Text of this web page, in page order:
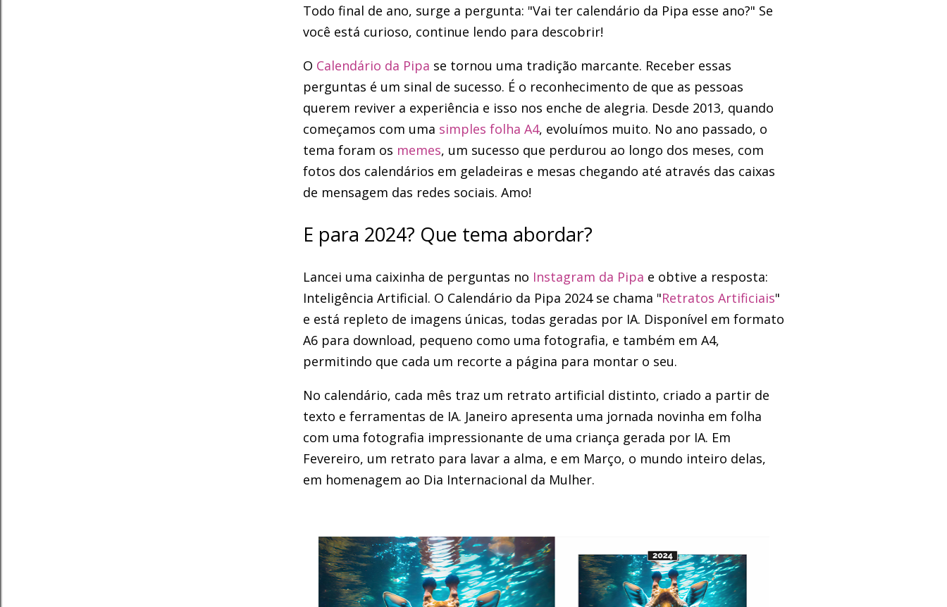
Todo final de ano, surge a pergunta: "Vai ter calendário da Pipa esse ano?" Se
você está curioso, continue lendo para descobrir!
O Calendário da Pipa se tornou uma tradição marcante. Receber essas
perguntas é um sinal de sucesso. É o reconhecimento de que as pessoas
querem reviver a experiência e isso nos enche de alegria. Desde 2013, quando
começamos com uma simples folha A4, evoluímos muito. No ano passado, o
tema foram os memes, um sucesso que perdurou ao longo dos meses, com
fotos dos calendários em geladeiras e mesas chegando até através das caixas
de mensagem das redes sociais. Amo!
E para 2024? Que tema abordar?
Lancei uma caixinha de perguntas no Instagram da Pipa e obtive a resposta:
Inteligência Artificial. O Calendário da Pipa 2024 se chama "Retratos Artificiais"
e está repleto de imagens únicas, todas geradas por IA. Disponível em formato
A6 para download, pequeno como uma fotografia, e também em A4,
permitindo que cada um recorte a página para montar o seu.
No calendário, cada mês traz um retrato artificial distinto, criado a partir de
texto e ferramentas de IA. Janeiro apresenta uma jornada novinha em folha
com uma fotografia impressionante de uma criança gerada por IA. Em
Fevereiro, um retrato para lavar a alma, e em Março, o mundo inteiro delas,
em homenagem ao Dia Internacional da Mulher.